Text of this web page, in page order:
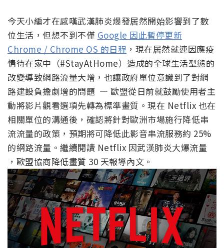
今天小編才在感嘆武漢肺炎爆發居然開始影響到了數
位生活，但想不到不僅 Google 因此暫停更新
Chrome / Chrome OS 的日程 ，現在居然就連因應疫
情待在家中（#StayAtHome）造成的全球生活型態的
改變導致網路流量大增，也讓政府單位意識到了對網
路建設負擔劇增的問題 — 歐盟從日前就鼓勵使用者主
動將影片觀看選項先轉為標準畫質。現在 Netflix 也在
相關單位的溝通後，確認將針對歐洲市場施行降低串
流流量的政策，預期將可降低此影音串流服務約 25%
的網路流量。繼續閱讀 Netflix 因武漢肺炎大爆流量
，歐盟協商降低畫質 30 天報導內文。